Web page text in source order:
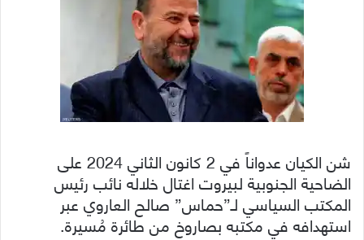
شن الكيان عدواناً في 2 كانون الثاني 2024 على
الضاحية الجنوبية لبيروت اغتال خلاله نائب رئيس
المكتب السياسي لـ”حماس” صالح العاروي عبر
استهدافه في مكتبه بصاروخ من طائرة مُسيرة.